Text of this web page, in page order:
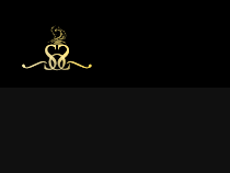
treści